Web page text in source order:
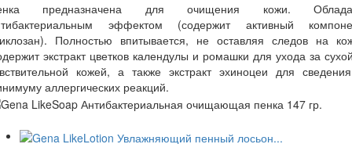
предназначена для очищения кожи.
эффектом (содержит активный
Полностью впитывается, не оставляя следов на
экстракт цветков календулы и ромашки для ухода за
кожей, а также экстракт эхиноцеи для
аллергических реакций.